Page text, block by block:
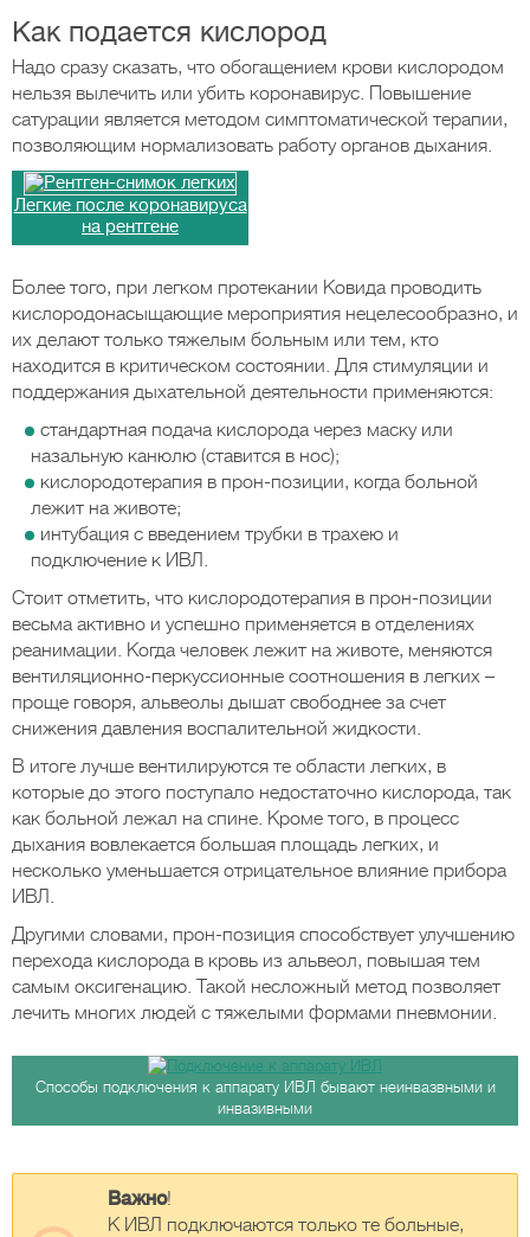
Как подается кислород
Надо сразу сказать, что обогащением крови кислородом
нельзя вылечить или убить коронавирус. Повышение
сатурации является методом симптоматической терапии,
позволяющим нормализовать работу органов дыхания.
Легкие после коронавируса
на рентгене
Более того, при легком протекании Ковида проводить
кислородонасыщающие мероприятия нецелесообразно, и
их делают только тяжелым больным или тем, кто
находится в критическом состоянии. Для стимуляции и
поддержания дыхательной деятельности применяются:
стандартная подача кислорода через маску или
назальную канюлю (ставится в нос);
кислородотерапия в прон-позиции, когда больной
лежит на животе;
интубация с введением трубки в трахею и
подключение к ИВЛ.
Стоит отметить, что кислородотерапия в прон-позиции
весьма активно и успешно применяется в отделениях
реанимации. Когда человек лежит на животе, меняются
вентиляционно-перкуссионные соотношения в легких –
проще говоря, альвеолы дышат свободнее за счет
снижения давления воспалительной жидкости.
В итоге лучше вентилируются те области легких, в
которые до этого поступало недостаточно кислорода, так
как больной лежал на спине. Кроме того, в процесс
дыхания вовлекается большая площадь легких, и
несколько уменьшается отрицательное влияние прибора
ИВЛ.
Другими словами, прон-позиция способствует улучшению
перехода кислорода в кровь из альвеол, повышая тем
самым оксигенацию. Такой несложный метод позволяет
лечить многих людей с тяжелыми формами пневмонии.
Способы подключения к аппарату ИВЛ бывают неинвазвными и
инвазивными
Важно!
К ИВЛ подключаются только те больные,